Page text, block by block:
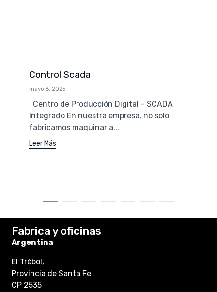
Control Scada
mayo 6, 2025
Centro de Producción Digital – SCADA
Integrado En nuestra empresa, no solo
fabricamos maquinaria...
Leer Más
Fabrica y oficinas
Argentina
El Trébol,
Provincia de Santa Fe
CP 2535